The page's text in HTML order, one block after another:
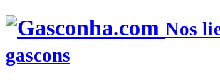
Nos
gascons